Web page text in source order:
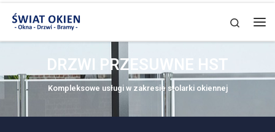
Skip to content Search
DRZWI PRZESUWNE HST
Kompleksowe usługi w zakresie stolarki okiennej